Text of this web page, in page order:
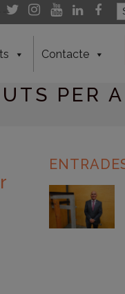
Contacte
PER